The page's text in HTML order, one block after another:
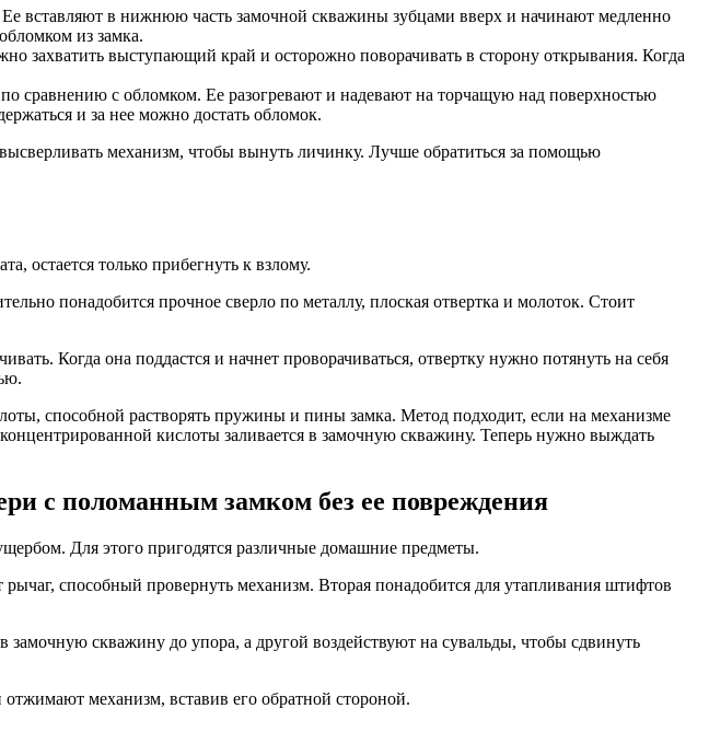
вставляют в нижнюю часть замочной скважины зубцами вверх и начинают медленно
из замка.
захватить выступающий край и осторожно поворачивать в сторону открывания. Когда
сравнению с обломком. Ее разогревают и надевают на торчащую над поверхностью
и за нее можно достать обломок.
механизм, чтобы вынуть личинку. Лучше обратиться за помощью
остается только прибегнуть к взлому.
понадобится прочное сверло по металлу, плоская отвертка и молоток. Стоит
Когда она поддастся и начнет проворачиваться, отвертку нужно потянуть на себя
способной растворять пружины и пины замка. Метод подходит, если на механизме
кислоты заливается в замочную скважину. Теперь нужно выждать
с поломанным замком без ее повреждения
Для этого пригодятся различные домашние предметы.
способный провернуть механизм. Вторая понадобится для утапливания штифтов
скважину до упора, а другой воздействуют на сувальды, чтобы сдвинуть
механизм, вставив его обратной стороной.